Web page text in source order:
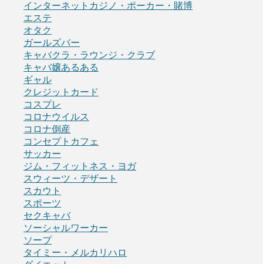
インターネットカジノ・ポーカー・賭博
エステ
オタク
ガールズバー
キャバクラ・ラウンジ・クラブ
キャバ嬢あるある
ギャル
クレジットカード
コスプレ
コロナウイルス
コロナ倒産
コンセプトカフェ
サッカー
ジム・フィットネス・ヨガ
スウィーツ・デザート
スカウト
スポーツ
セクキャバ
ソーシャルワーカー
ソープ
タイミー・メルカリハロ